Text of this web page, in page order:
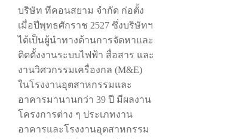
บริษัท ทีคอนสยาม จำกัด ก่อตั้ง
เมื่อปีพุทธศักราช 2527 ซึ่งบริษัทฯ
ได้เป็นผู้นำทางด้านการจัดหาและ
ติดตั้งงานระบบไฟฟ้า สื่อสาร และ
งานวิศวกรรมเครื่องกล (M&E)
ในโรงงานอุตสาหกรรมและ
อาคารมานานกว่า 39 ปี มีผลงาน
โครงการต่าง ๆ ประเภทงาน
อาคารและโรงงานอุตสาหกรรม